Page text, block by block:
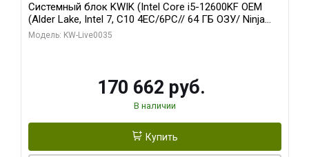
Системный блок KWIK (Intel Core i5-12600KF OEM
(Alder Lake, Intel 7, C10 4EC/6PC// 64 ГБ ОЗУ/ Ninja
Sinotex GTX1650 4GB 128bit GDDR6 DVI DP HDMI 2/
Модель: KW-Live0035
170 662 руб.
В наличии
Купить